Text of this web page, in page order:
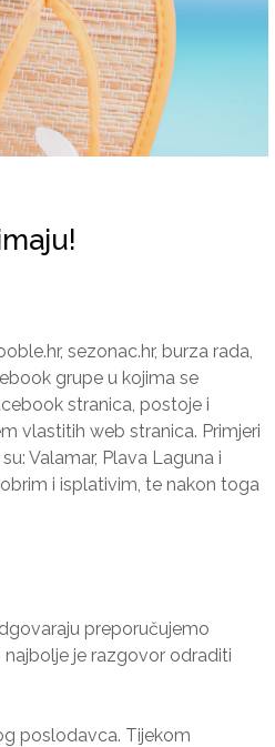
sezonac.hr, burza rada,
grupe u kojima se
stranica, postoje i
vlastitih web stranica. Primjeri
Valamar, Plava Laguna i
i isplativim, te nakon toga
preporučujemo
je razgovor odraditi
poslodavca. Tijekom